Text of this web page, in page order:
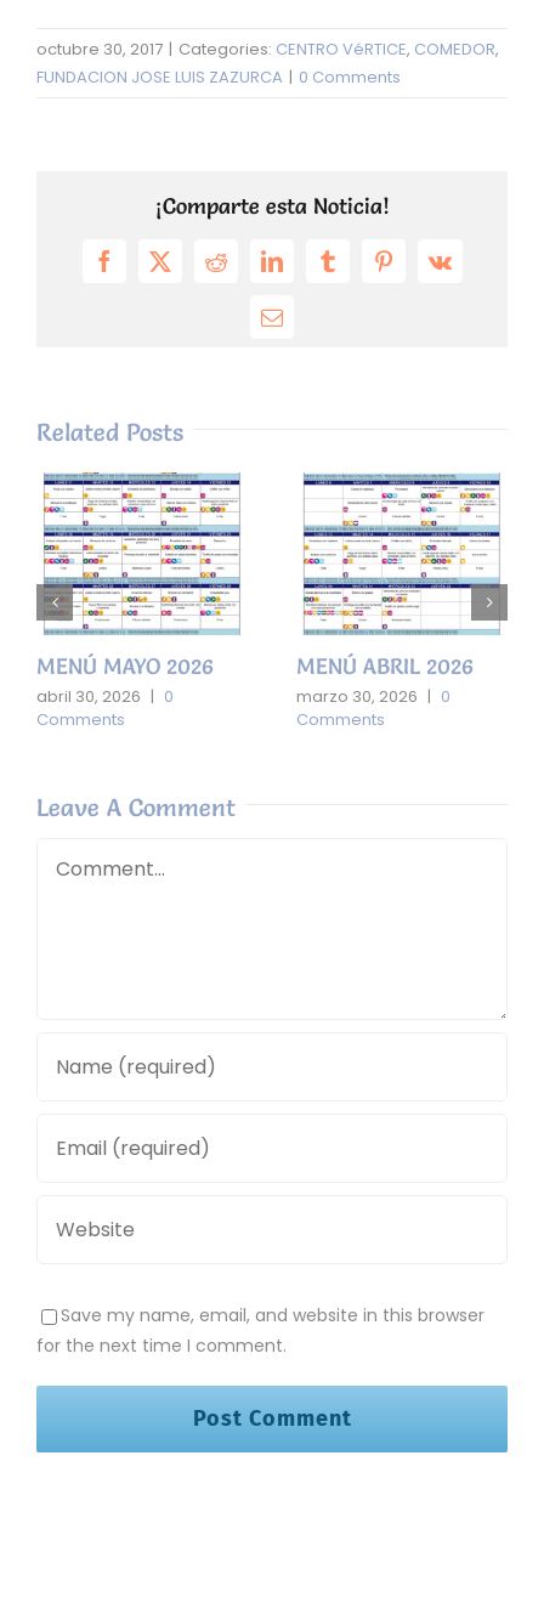
octubre 30, 2017 | Categories: CENTRO VéRTICE, COMEDOR,
FUNDACION JOSE LUIS ZAZURCA | 0 Comments
¡Comparte esta Noticia!
Facebook
X RedditLinkedInTumblrPinterest
Vk
Email
Related Posts
MENÚ MAYO 2026
abril 30, 2026 | 0
Comments
MENÚ ABRIL 2026
marzo 30, 2026 | 0
Comments
Leave A Comment
Save my name, email, and website in this browser
for the next time I comment.